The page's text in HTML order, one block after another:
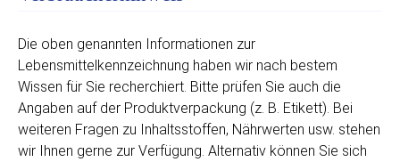
Die oben genannten Informationen zur
Lebensmittelkennzeichnung haben wir nach bestem
Wissen für Sie recherchiert. Bitte prüfen Sie auch die
Angaben auf der Produktverpackung (z. B. Etikett). Bei
weiteren Fragen zu Inhaltsstoffen, Nährwerten usw. stehen
wir Ihnen gerne zur Verfügung. Alternativ können Sie sich